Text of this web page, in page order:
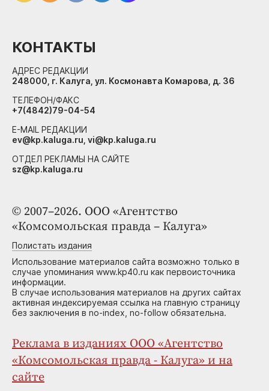
© 2007–2026. ООО «Агентство
«Комсомольская правда – Калуга»
Полистать издания
Использование материалов сайта возможно только в
случае упоминания www.kp40.ru как первоисточника
информации.
В случае использования материалов на других сайтах
активная индексируемая ссылка на главную страницу
без заключения в no-index, no-follow обязательна.
Реклама в изданиях ООО «Агентство
«Комсомольская правда - Калуга» и на
сайте
КОНТАКТЫ
АДРЕС РЕДАКЦИИ
248000, г. Калуга, ул. Космонавта Комарова, д. 36
ТЕЛЕФОН/ФАКС
+7(4842)79-04-54
E-MAIL РЕДАКЦИИ
ev@kp.kaluga.ru, vi@kp.kaluga.ru
ОТДЕЛ РЕКЛАМЫ НА САЙТЕ
sz@kp.kaluga.ru